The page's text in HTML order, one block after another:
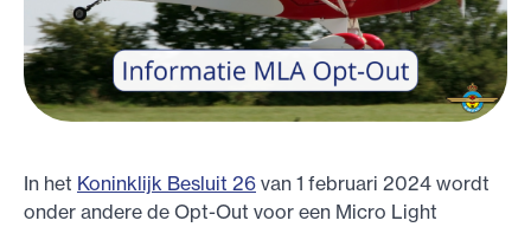
In het Koninklijk Besluit 26 van 1 februari 2024 wordt
onder andere de Opt-Out voor een Micro Light